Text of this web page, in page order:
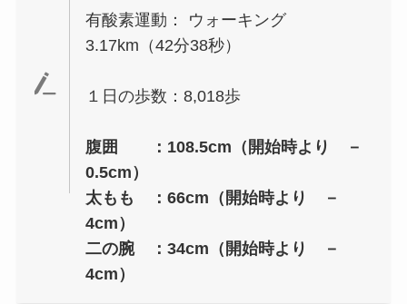
有酸素運動： ウォーキング
3.17km（42分38秒）
１日の歩数：8,018歩
腹囲 ：108.5cm（開始時より －
0.5cm）
太もも ：66cm（開始時より －
4cm）
二の腕 ：34cm（開始時より －
4cm）